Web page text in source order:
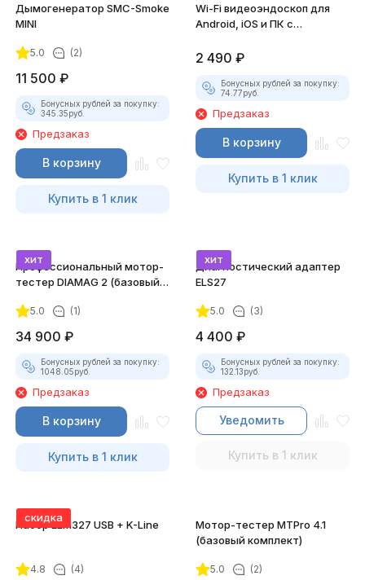
Дымогенератор SMC-Smoke
MINI
5.0 (2)
11 500 ₽
Бонусных рублей за покупку:
345.35руб.
Предзаказ
В корзину
Купить в 1 клик
Wi-Fi видеоэндоскоп для
Android, iOS и ПК с
2 490 ₽
Бонусных рублей за покупку:
74.77руб.
Предзаказ
В корзину
Купить в 1 клик
хит
Профессиональный мотор-
тестер DIAMAG 2 (базовый
5.0 (1)
34 900 ₽
Бонусных рублей за покупку:
1048.05руб.
Предзаказ
В корзину
Купить в 1 клик
хит
Диагностический адаптер
ELS27
5.0 (3)
4 400 ₽
Бонусных рублей за покупку:
132.13руб.
Предзаказ
Уведомить
Купить в 1 клик
скидка
Набор ELM327 USB + K-Line
4.8 (4)
Мотор-тестер MTPro 4.1
(базовый комплект)
5.0 (2)